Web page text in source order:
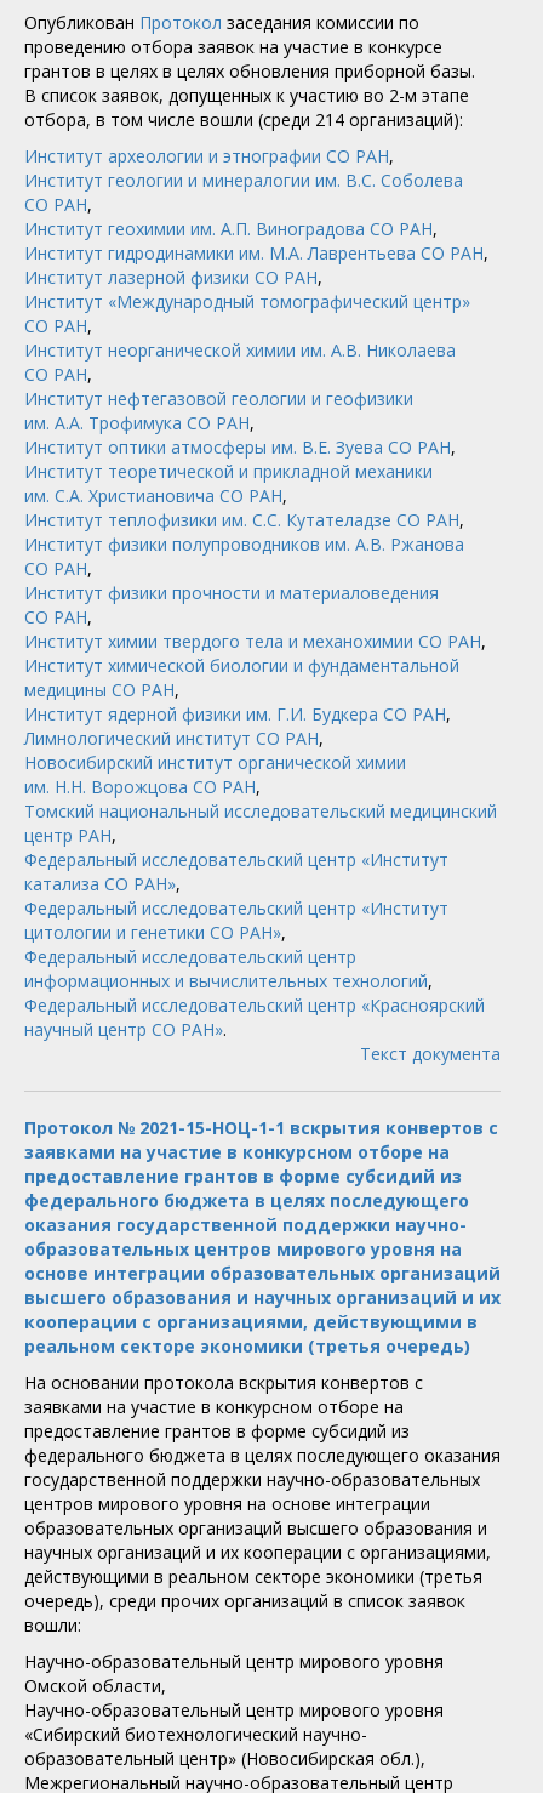
Опубликован Протокол заседания комиссии по
проведению отбора заявок на участие в конкурсе
грантов в целях в целях обновления приборной базы.
В список заявок, допущенных к участию во 2-м этапе
отбора, в том числе вошли (среди 214 организаций):
Институт археологии и этнографии СО РАН,
Институт геологии и минералогии им. В.С. Соболева
СО РАН,
Институт геохимии им. А.П. Виноградова СО РАН,
Институт гидродинамики им. М.А. Лаврентьева СО РАН,
Институт лазерной физики СО РАН,
Институт «Международный томографический центр»
СО РАН,
Институт неорганической химии им. А.В. Николаева
СО РАН,
Институт нефтегазовой геологии и геофизики
им. А.А. Трофимука СО РАН,
Институт оптики атмосферы им. В.Е. Зуева СО РАН,
Институт теоретической и прикладной механики
им. С.А. Христиановича СО РАН,
Институт теплофизики им. С.С. Кутателадзе СО РАН,
Институт физики полупроводников им. А.В. Ржанова
СО РАН,
Институт физики прочности и материаловедения
СО РАН,
Институт химии твердого тела и механохимии СО РАН,
Институт химической биологии и фундаментальной
медицины СО РАН,
Институт ядерной физики им. Г.И. Будкера СО РАН,
Лимнологический институт СО РАН,
Новосибирский институт органической химии
им. Н.Н. Ворожцова СО РАН,
Томский национальный исследовательский медицинский
центр РАН,
Федеральный исследовательский центр «Институт
катализа СО РАН»,
Федеральный исследовательский центр «Институт
цитологии и генетики СО РАН»,
Федеральный исследовательский центр
информационных и вычислительных технологий,
Федеральный исследовательский центр «Красноярский
научный центр СО РАН».
Текст документа
Протокол № 2021-15-НОЦ-1-1 вскрытия конвертов с
заявками на участие в конкурсном отборе на
предоставление грантов в форме субсидий из
федерального бюджета в целях последующего
оказания государственной поддержки научно-
образовательных центров мирового уровня на
основе интеграции образовательных организаций
высшего образования и научных организаций и их
кооперации с организациями, действующими в
реальном секторе экономики (третья очередь)
На основании протокола вскрытия конвертов с
заявками на участие в конкурсном отборе на
предоставление грантов в форме субсидий из
федерального бюджета в целях последующего оказания
государственной поддержки научно-образовательных
центров мирового уровня на основе интеграции
образовательных организаций высшего образования и
научных организаций и их кооперации с организациями,
действующими в реальном секторе экономики (третья
очередь), среди прочих организаций в список заявок
вошли:
Научно-образовательный центр мирового уровня
Омской области,
Научно-образовательный центр мирового уровня
«Сибирский биотехнологический научно-
образовательный центр» (Новосибирская обл.),
Межрегиональный научно-образовательный центр